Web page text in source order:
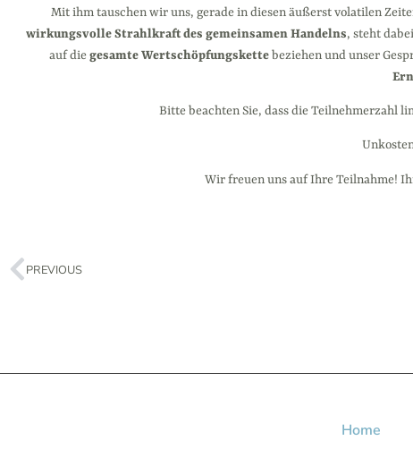
Mit ihm tauschen wir uns, gerade in diesen äußerst volatilen
wirkungsvolle Strahlkraft des gemeinsamen Handelns, steht
auf diegesamte Wertschöpfungskettebeziehen und unser
Bitte beachten Sie, dass die Teilnehmerzahl
Wir freuen uns auf Ihre Teilnahme!
PREVIOUS
Home